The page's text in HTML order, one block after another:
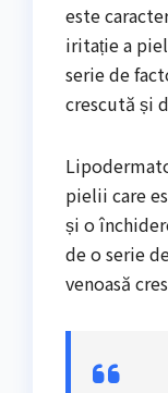
este
iritație a
serie de
crescută și
pielii care
și o
de o serie
venoasă